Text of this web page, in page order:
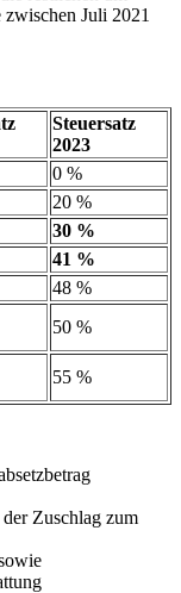
Juli 2021
Steuersatz
2023
0 %
20 %
30 %
41 %
48 %
50 %
55 %
Zuschlag zum